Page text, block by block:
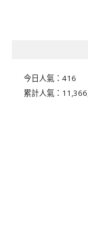
今日人氣： 416
累計人氣：